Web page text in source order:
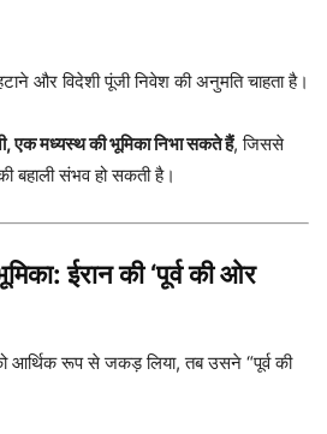
और विदेशी पूंजी निवेश की अनुमति चाहता है।
एक मध्यस्थ की भूमिका निभा सकते हैं, जिससे
बहाली संभव हो सकती है।
ईरान की ‘पूर्व की ओर
आर्थिक रूप से जकड़ लिया, तब उसने “पूर्व की